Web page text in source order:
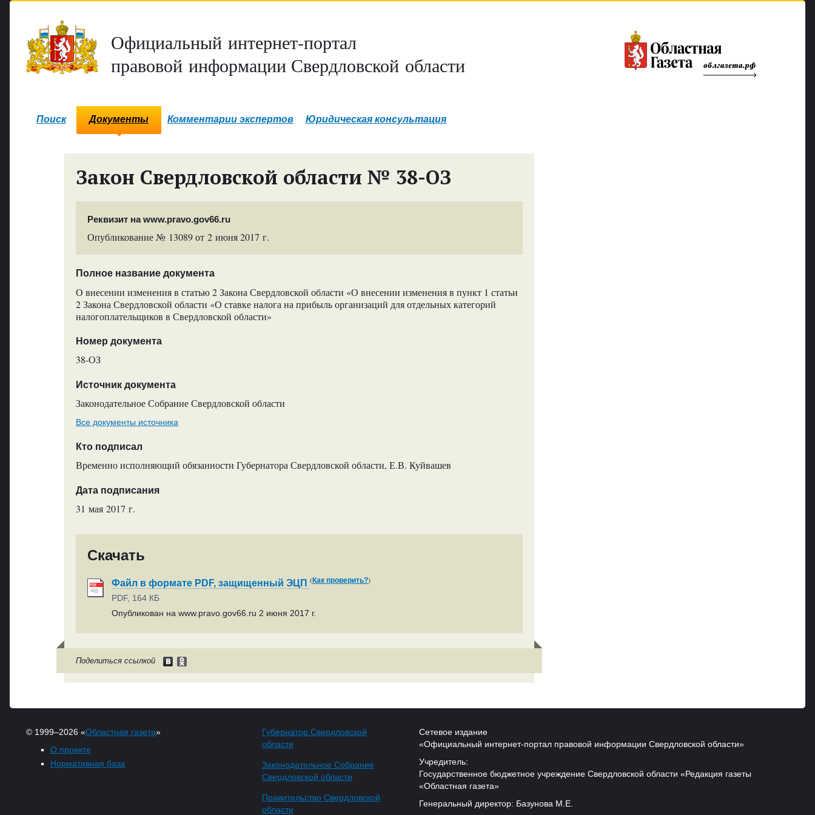
Официальный интернет-портал
правовой информации Свердловской области
Поиск Документы Комментарии экспертов Юридическая консультация
Закон Свердловской области № 38-ОЗ
Реквизит на www.pravo.gov66.ru
Опубликование № 13089 от 2 июня 2017 г.
Полное название документа
О внесении изменения в статью 2 Закона Свердловской области «О внесении изменения в пункт 1 статьи
2 Закона Свердловской области «О ставке налога на прибыль организаций для отдельных категорий
налогоплательщиков в Свердловской области»
Номер документа
38-ОЗ
Источник документа
Законодательное Собрание Свердловской области
Все документы источника
Кто подписал
Временно исполняющий обязанности Губернатора Свердловской области, Е.В. Куйвашев
Дата подписания
31 мая 2017 г.
Скачать
Файл в формате PDF, защищенный ЭЦП (Как проверить?)
PDF, 164 КБ
Опубликован на www.pravo.gov66.ru 2 июня 2017 г.
Поделиться ссылкой
© 1999–2026 «Областная газета»
О проекте
Нормативная база
Губернатор Свердловской
области
Законодательное Собрание
Свердловской области
Правительство Свердловской
области
Сетевое издание
«Официальный интернет-портал правовой информации Свердловской области»
Учредитель:
Государственное бюджетное учреждение Свердловской области «Редакция газеты
«Областная газета»
Генеральный директор: Базунова М.Е.